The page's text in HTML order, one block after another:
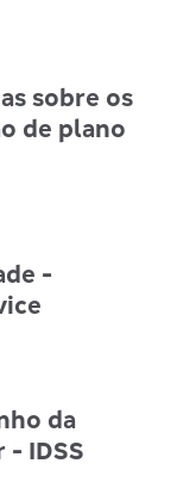
sobre os
de plano
-
da
- IDSS